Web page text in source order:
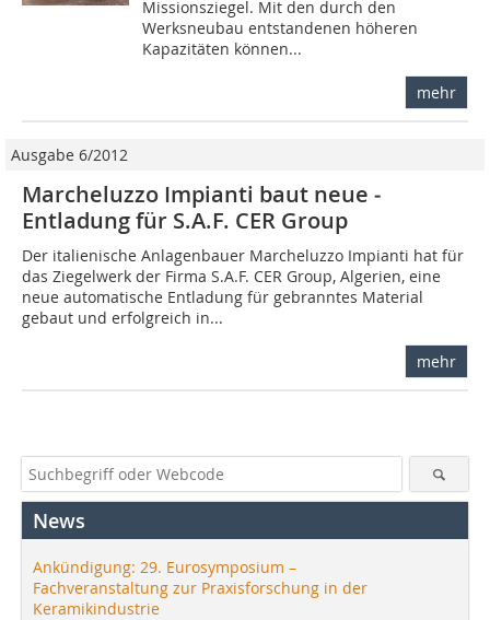
Missionsziegel. Mit den durch den
Werksneubau entstandenen höheren
Kapazitäten können...
mehr
Ausgabe 6/2012
Marcheluzzo Impianti baut neue ­
Entladung für S.A.F. CER Group
Der italienische Anlagenbauer Marcheluzzo Impianti hat für
das Ziegelwerk der Firma S.A.F. CER Group, Algerien, eine
neue automatische Entladung für gebranntes Material
gebaut und erfolgreich in...
mehr
News
Ankündigung: 29. Eurosymposium –
Fachveranstaltung zur Praxisforschung in der
Keramikindustrie